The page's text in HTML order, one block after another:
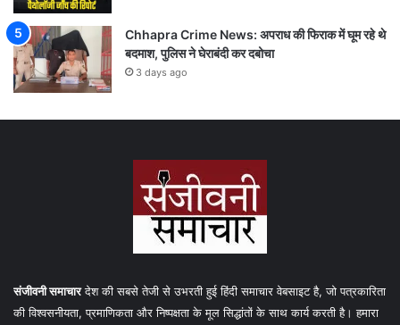
Chhapra Crime News: अपराध की फिराक में घूम रहे थे
बदमाश, पुलिस ने घेराबंदी कर दबोचा
3 days ago
संजीवनी समाचारदेश की सबसे तेजी से उभरती हुई हिंदी समाचार वेबसाइट है, जो पत्रकारिता
की विश्वसनीयता, प्रमाणिकता और निष्पक्षता के मूल सिद्धांतों के साथ कार्य करती है। हमारा